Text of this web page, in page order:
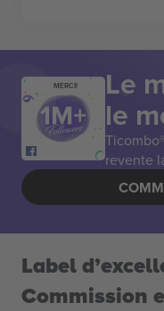
MERCI! Le
le
revente
Label
Commission